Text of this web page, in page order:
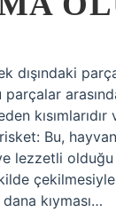
dışındaki
parçalar
kısımlarıdır
Bu,
lezzetli
kıyması…